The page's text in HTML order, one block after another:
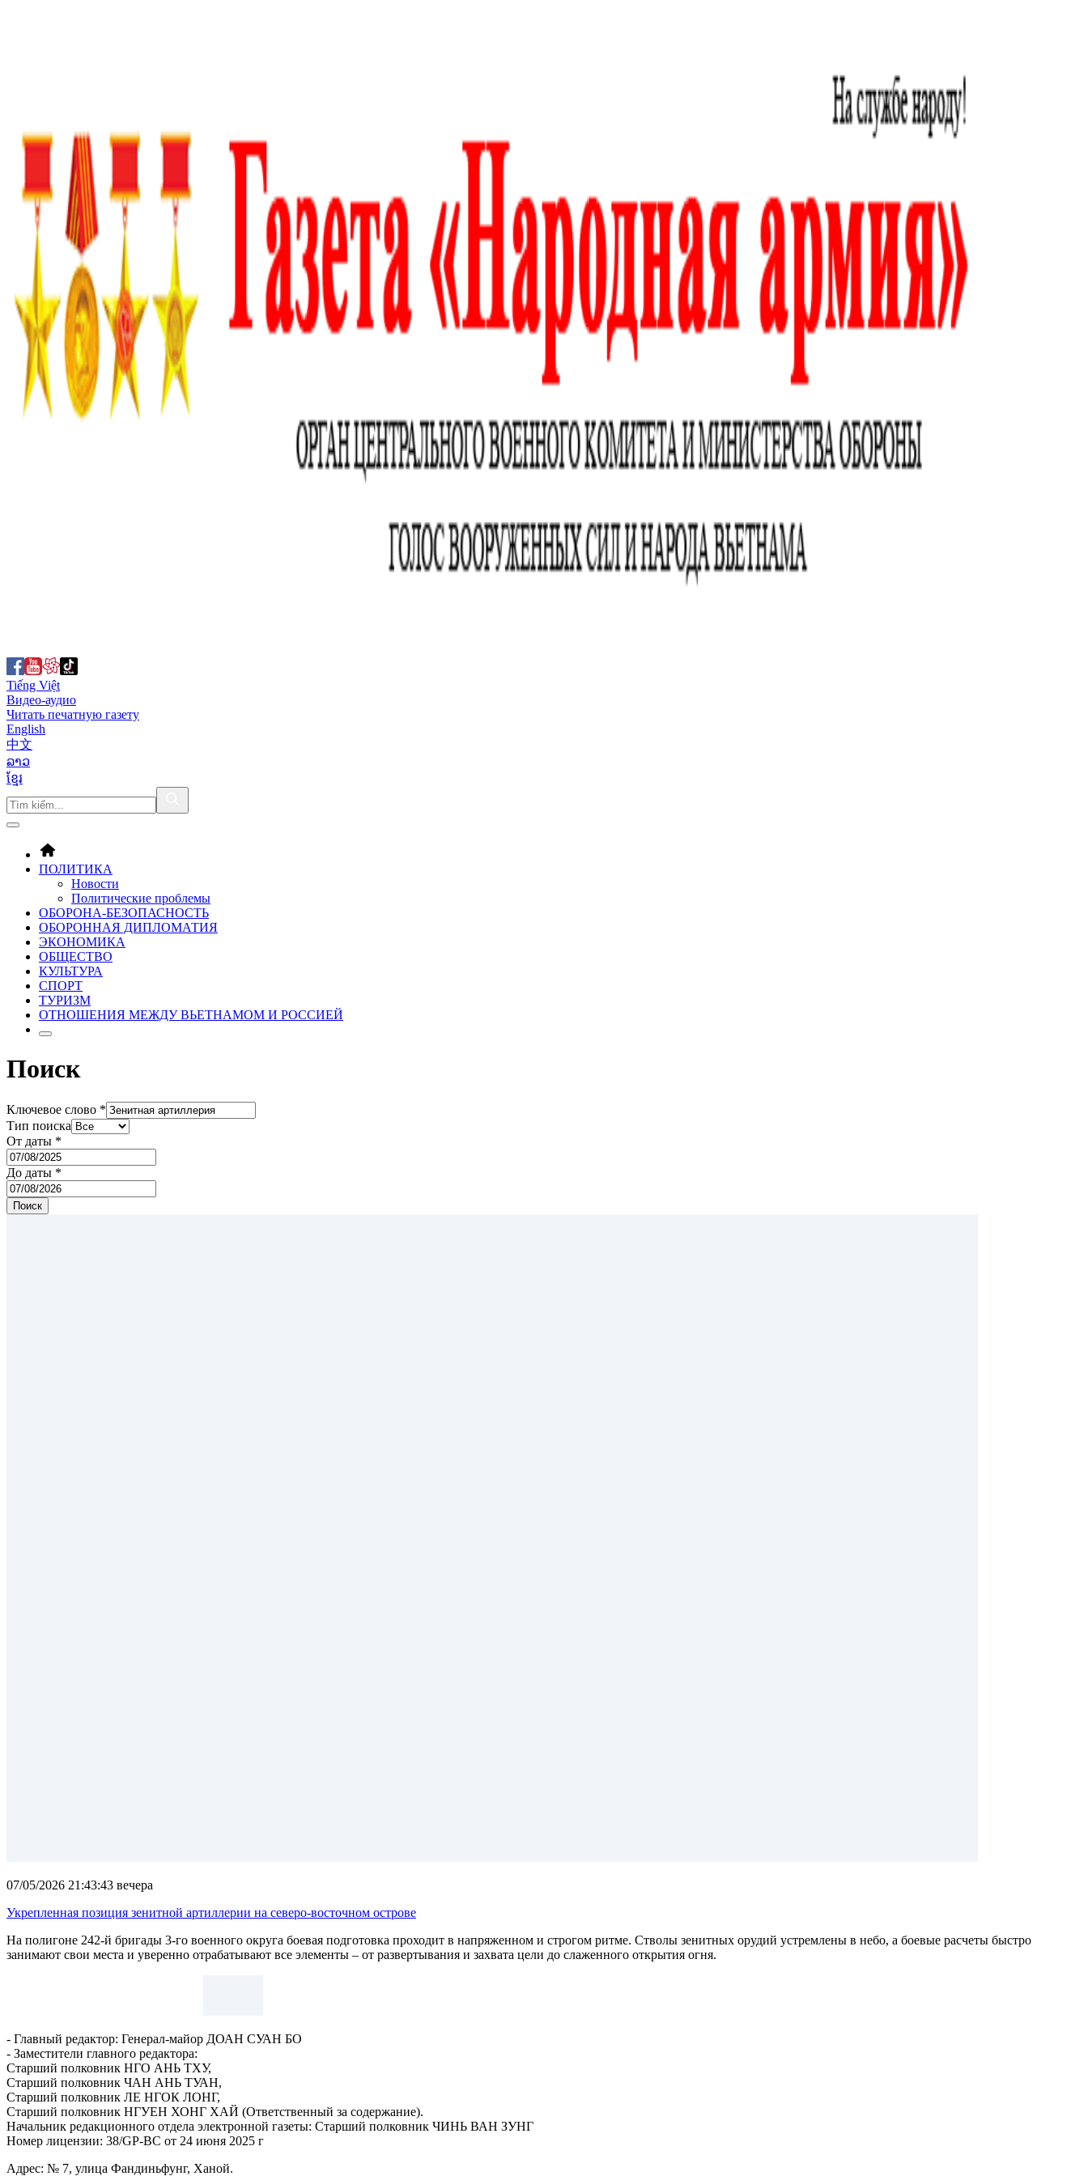
Tiếng Việt
Видео-аудио
Читать печатную газету
English
中文
ລາວ
ខ្មែរ
ПОЛИТИКА
Новости
Политические проблемы
ОБОРОНA-БЕЗОПАСНОСТЬ
ОБОРОННАЯ ДИПЛОМАТИЯ
ЭКОНОМИКА
ОБЩЕСТВО
КУЛЬТУРА
СПОРТ
ТУРИЗМ
ОТНОШЕНИЯ МЕЖДУ ВЬЕТНАМОМ И РОССИЕЙ
Поиск
Ключевое слово *
Тип поиска
От даты *
До даты *
Поиск
07/05/2026 21:43:43 вечера
Укреплeнная позиция зенитной артиллерии на северо-восточном острове
На полигоне 242-й бригады 3-го военного округа боевая подготовка проходит в напряженном и строгом ритме. Стволы зенитных орудий устремлены в небо, а боевые расчеты быстро
занимают свои места и уверенно отрабатывают все элементы – от развертывания и захвата цели до слаженного открытия огня.
- Главный редактор: Генерал-майор ДОАН СУАН БО
- Заместители главного редактора:
Старший полковник НГО АНЬ TХУ,
Старший полковник ЧАН АНЬ ТУАН,
Старший полковник ЛЕ НГОК ЛОНГ,
Старший полковник НГУЕН ХОНГ ХАЙ (Ответственный за содержание).
Начальник редакционного отдела электронной газеты: Старший полковник ЧИНЬ ВАН ЗУНГ
Номер лицензии: 38/GP-BC от 24 июня 2025 г
Адрес: № 7, улица Фандиньфунг, Ханой.